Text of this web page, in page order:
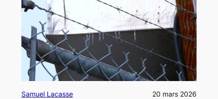
Samuel Lacasse 20 mars 2026